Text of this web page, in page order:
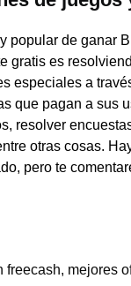
popular de ganar
gratis es
especiales a
que pagan a sus
resolver
otras cosas.
pero te